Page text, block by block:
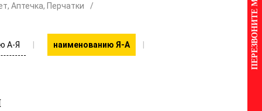
Аптечка, Перчатки
А-Я наименованию Я-А ПЕРЕЗВОНИТЕ МНЕ